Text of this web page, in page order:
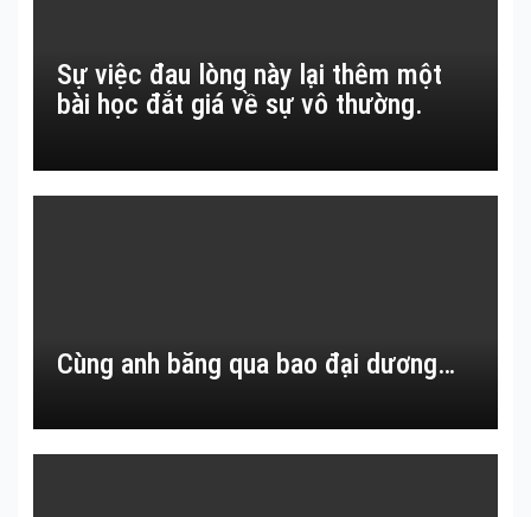
Sự việc đau lòng này lại thêm một
bài học đắt giá về sự vô thường.
Cùng anh băng qua bao đại dương…